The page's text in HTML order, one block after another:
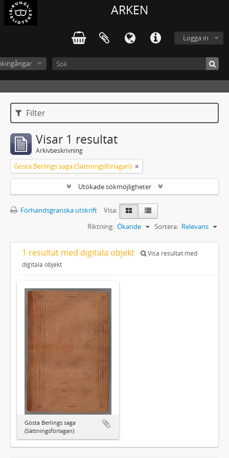
ARKEN
Logga in
Filter
Visar 1 resultat
Arkivbeskrivning
Gösta Berlings saga (Sättningsförlagan)
Utökade sökmöjligheter
Förhandsgranska utskrift
Visa:
Sortera: Relevans
Riktning: Ökande
1 resultat med digitala objekt
Visa resultat med
digitala objekt
Gösta Berlings saga
(Sättningsförlagan)